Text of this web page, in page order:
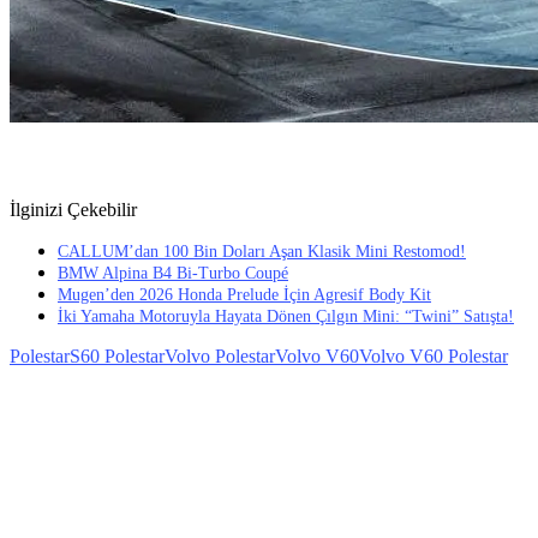
İlginizi Çekebilir
CALLUM’dan 100 Bin Doları Aşan Klasik Mini Restomod!
BMW Alpina B4 Bi-Turbo Coupé
Mugen’den 2026 Honda Prelude İçin Agresif Body Kit
İki Yamaha Motoruyla Hayata Dönen Çılgın Mini: “Twini” Satışta!
PolestarS60 PolestarVolvo PolestarVolvo V60Volvo V60 Polestar